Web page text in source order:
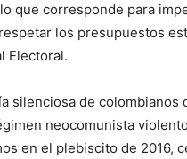
que corresponde para
los presupuestos
Electoral.
silenciosa de
neocomunista
en el plebiscito de 2016,